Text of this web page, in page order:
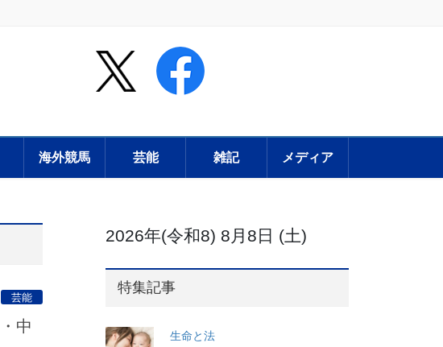
海外競馬 芸能 雑記 メディア
芸能
中
2026年(令和8) 8月8日 (土)
特集記事
生命と法